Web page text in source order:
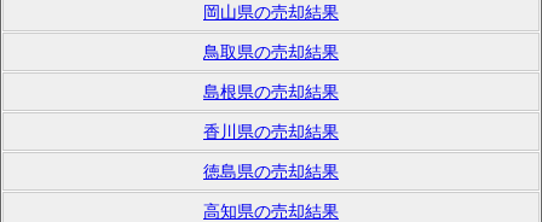
岡山県の売却結果
鳥取県の売却結果
島根県の売却結果
香川県の売却結果
徳島県の売却結果
高知県の売却結果